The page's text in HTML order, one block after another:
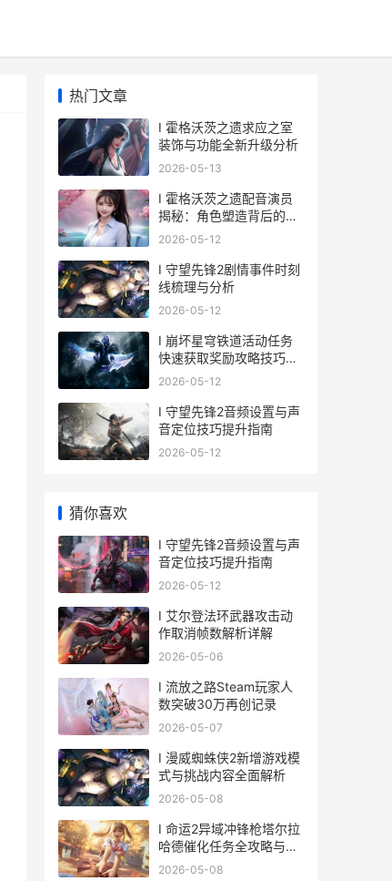
热门文章
I 霍格沃茨之遗求应之室
装饰与功能全新升级分析
2026-05-13
I 霍格沃茨之遗配音演员
揭秘：角色塑造背后的故
事与心路历程
2026-05-12
I 守望先锋2剧情事件时刻
线梳理与分析
2026-05-12
I 崩坏星穹铁道活动任务
快速获取奖励攻略技巧分
享
2026-05-12
I 守望先锋2音频设置与声
音定位技巧提升指南
2026-05-12
猜你喜欢
I 守望先锋2音频设置与声
音定位技巧提升指南
2026-05-12
I 艾尔登法环武器攻击动
作取消帧数解析详解
2026-05-06
I 流放之路Steam玩家人
数突破30万再创记录
2026-05-07
I 漫威蜘蛛侠2新增游戏模
式与挑战内容全面解析
2026-05-08
I 命运2异域冲锋枪塔尔拉
哈德催化任务全攻略与步
骤详解
2026-05-08